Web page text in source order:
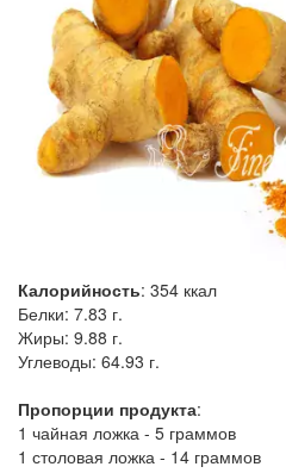
Калорийность: 354 ккал
Белки: 7.83 г.
Жиры: 9.88 г.
Углеводы: 64.93 г.
Пропорции продукта:
1 чайная ложка - 5 граммов
1 столовая ложка - 14 граммов